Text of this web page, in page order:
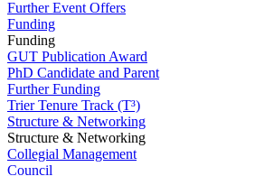
Further Event Offers
Funding
Funding
GUT Publication Award
PhD Candidate and Parent
Further Funding
Trier Tenure Track (T³)
Structure & Networking
Structure & Networking
Collegial Management
Council